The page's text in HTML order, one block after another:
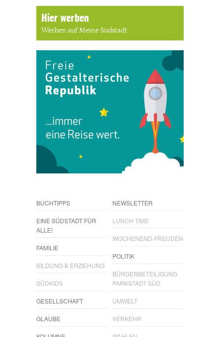
Hier werben
Werben auf Meine Südstadt
BUCHTIPPS
EINE SÜDSTADT FÜR
ALLE!
FAMILIE
BILDUNG & ERZIEHUNG
SÜDKIDS
GESELLSCHAFT
GLAUBE
NEWSLETTER
LUNCH TIME
WOCHENEND-FREUDEN
POLITIK
BÜRGERBETEILIGUNG
PARKSTADT SÜD
UMWELT
VERKEHR